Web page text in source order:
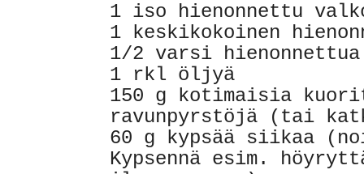
1 iso hienonnettu
1 keskikokoinen
1/2 varsi
1 rkl öljyä
150 g kotimaisia
ravunpyrstöjä (tai
60 g kypsää siikaa
Kypsennä esim.